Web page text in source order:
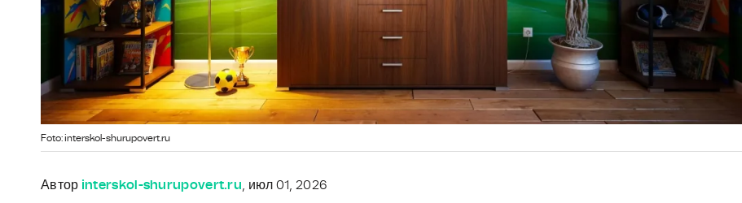
Foto: interskol-shurupovert.ru
Автор interskol-shurupovert.ru, июл 01, 2026